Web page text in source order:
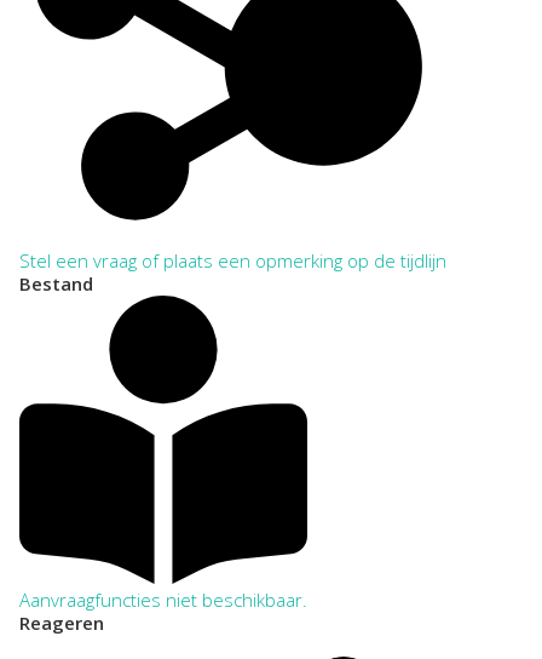
Stel een vraag of plaats een opmerking op de tijdlijn
Bestand
Aanvraagfuncties niet beschikbaar.
Reageren